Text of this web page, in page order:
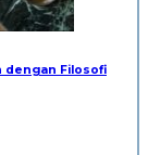
dengan Filosofi